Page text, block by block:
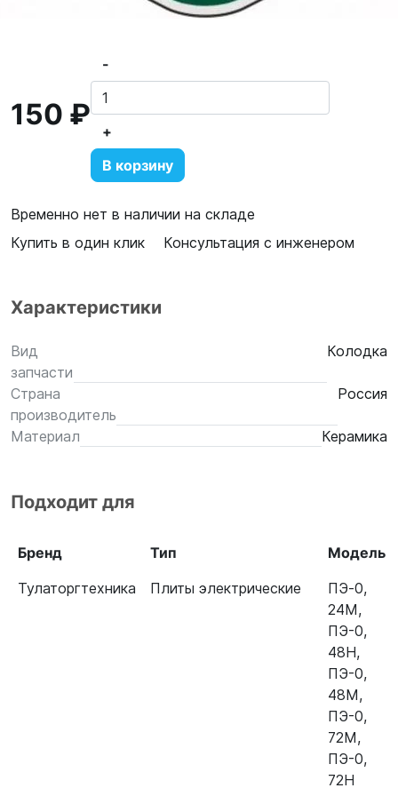
150 ₽
-
+
В корзину
Временно нет в наличии на складе
Купить в один клик
Консультация с инженером
Характеристики
Вид
запчасти
Колодка
Страна
производитель
Россия
Материал Керамика
Подходит для
Бренд Тип
Модель
Тулаторгтехника
Плиты электрические ПЭ‐0,
24М,
ПЭ-0,
48Н,
ПЭ-0,
48М,
ПЭ-0,
72М,
ПЭ-0,
72Н